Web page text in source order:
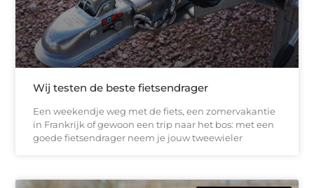
Wij testen de beste fietsendrager
Een weekendje weg met de fiets, een zomervakantie
in Frankrijk of gewoon een trip naar het bos: met een
goede fietsendrager neem je jouw tweewieler